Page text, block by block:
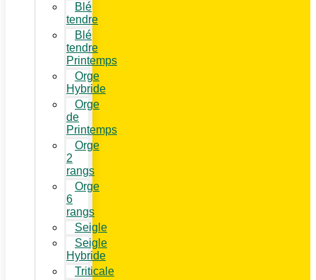
Blé
tendre
Blé
tendre
Printemps
Orge
Hybride
Orge
de
Printemps
Orge
2
rangs
Orge
6
rangs
Seigle
Seigle
Hybride
Triticale